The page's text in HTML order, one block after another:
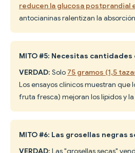
reducen la glucosa postprandial
antocianinas ralentizan la
MITO #5: Necesitas
VERDAD: Solo 75 gramos (1,5
Los ensayos clínicos muestran
fruta fresca) mejoran los lípidos y
MITO #6: Las grosellas negras
VERDAD: Las "grosellas secas"